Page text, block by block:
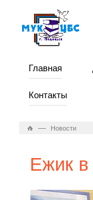
Главная
Контакты
— Новости
Ежик в